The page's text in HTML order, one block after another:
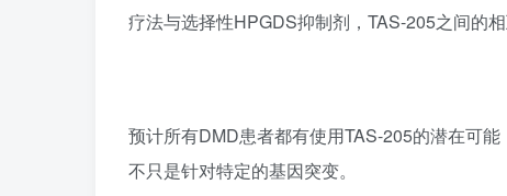
疗法与选择性HPGDS抑制剂，TAS-205之间的相
预计所有DMD患者都有使用TAS-205的潜在可
不只是针对特定的基因突变。